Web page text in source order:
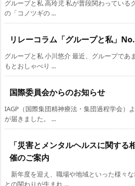
グループと私 高玲児 私が普段関わっている
の「コノツギの ...
リレーコラム「グループと私」
グループと私 小川悠介 最近、グループであ
もとおしゃべり ...
国際委員会からのお知らせ
IAGP（国際集団精神療法・集団過程学会）
が届きました。 ...
「災害とメンタルヘルスに関する
催のご案内
新年度を迎え、職場や地域といった様々